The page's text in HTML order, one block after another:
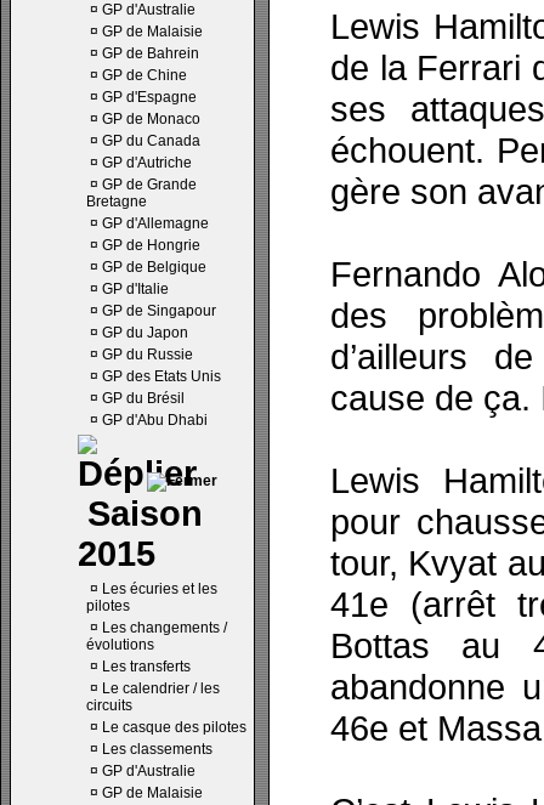
¤ GP d'Australie
¤ GP de Malaisie
¤ GP de Bahrein
¤ GP de Chine
¤ GP d'Espagne
¤ GP de Monaco
¤ GP du Canada
¤ GP d'Autriche
¤ GP de Grande
Bretagne
¤ GP d'Allemagne
¤ GP de Hongrie
¤ GP de Belgique
¤ GP d'Italie
¤ GP de Singapour
¤ GP du Japon
¤ GP du Russie
¤ GP des Etats Unis
¤ GP du Brésil
¤ GP d'Abu Dhabi
Saison
2015
¤ Les écuries et les
pilotes
¤ Les changements /
évolutions
¤ Les transferts
¤ Le calendrier / les
circuits
¤ Le casque des pilotes
¤ Les classements
¤ GP d'Australie
¤ GP de Malaisie
Lewis
de la Ferrari
ses
échouent.
gère son
Fernando
des
d’ailleurs
cause de ça.
Lewis
pour
tour, Kvyat
41e (arrêt
Bottas au
abandonne
46e et